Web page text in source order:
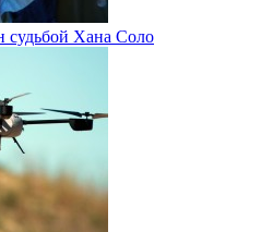
судьбой Хана Соло